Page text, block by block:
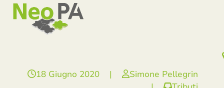
SkipOpen
mobile
menu
Close
mobile
menu
18 Giugno 2020 |
Simone Pellegrin